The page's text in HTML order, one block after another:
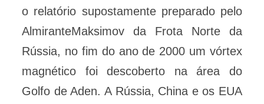
o relatório supostamente preparado pelo
AlmiranteMaksimov da Frota Norte da
Rússia, no fim do ano de 2000 um vórtex
magnético foi descoberto na área do
Golfo de Aden. A Rússia, China e os EUA